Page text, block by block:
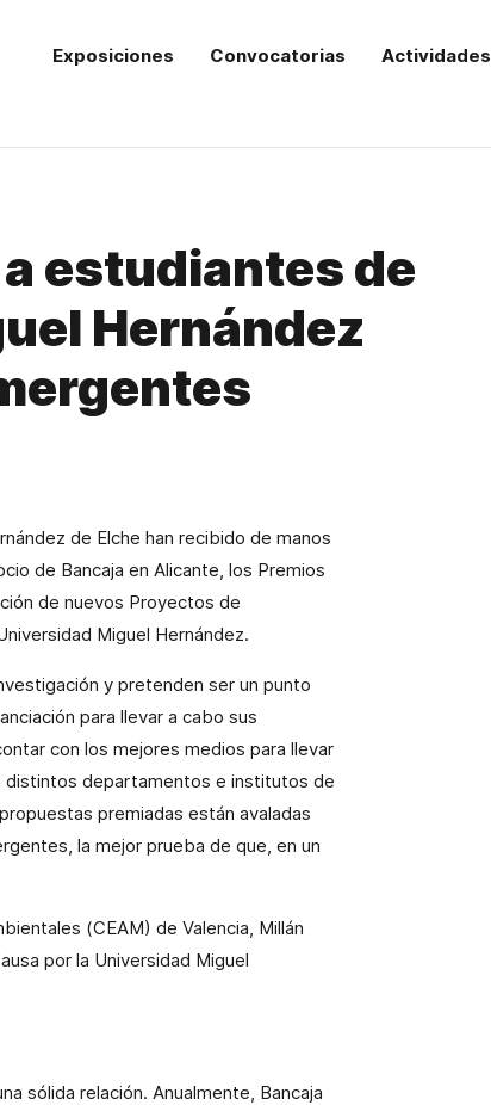
Exposiciones Convocatorias Actividades
estudiantes de
Hernández
de Elche han recibido de manos
de Bancaja en Alicante, los Premios
de nuevos Proyectos de
Miguel Hernández.
y pretenden ser un punto
para llevar a cabo sus
con los mejores medios para llevar
distintos departamentos e institutos de
premiadas están avaladas
la mejor prueba de que, en un
(CEAM) de Valencia, Millán
por la Universidad Miguel
sólida relación. Anualmente, Bancaja